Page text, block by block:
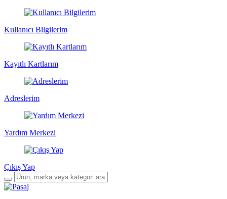
Kullanıcı Bilgilerim
Kayıtlı Kartlarım
Adreslerim
Yardım Merkezi
Çıkış Yap